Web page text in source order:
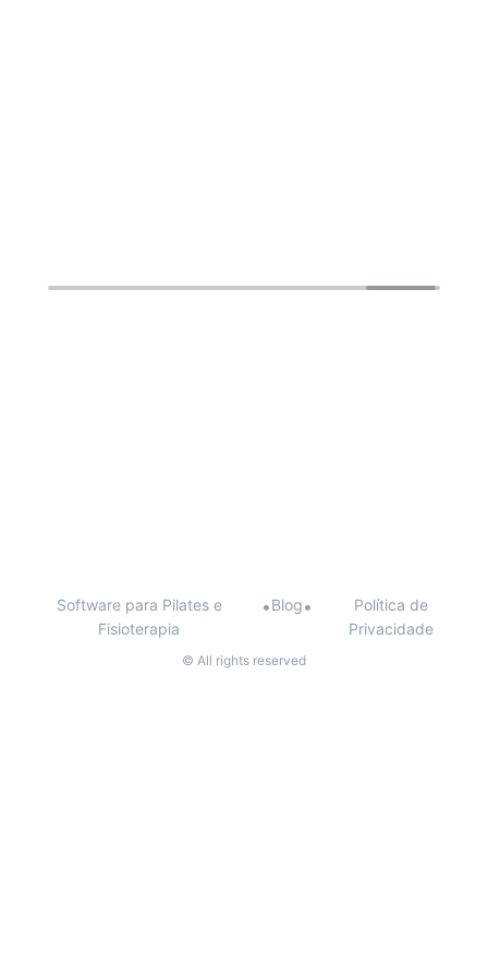
Software para Pilates e
Fisioterapia
•Blog•
Política de
Privacidade
© All rights reserved